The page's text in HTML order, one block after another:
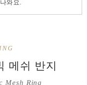
와요.
메쉬 반지
Mesh Ring